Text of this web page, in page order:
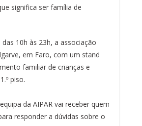
significa ser família de
10h às 23h, a associação
em Faro, com um stand
familiar de crianças e
piso.
da AIPAR vai receber quem
responder a dúvidas sobre o